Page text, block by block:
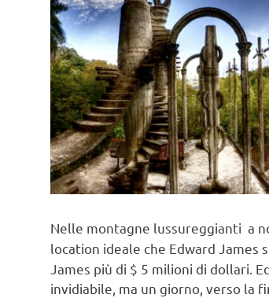
Nelle montagne lussureggianti a
location ideale che Edward James
James più di $ 5 milioni di dollari.
invidiabile, ma un giorno, verso la